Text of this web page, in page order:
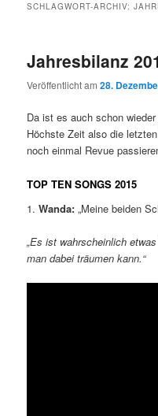
SCHLAGWORT-ARCHIV:
Jahresbilanz
Veröffentlicht am28.
Da ist es auch schon
Höchste Zeit also die
noch einmal Revue
TOP TEN SONGS 2015
1.Wanda: „Meine beiden
„Es ist wahrscheinlich
man dabei träumen kann.“